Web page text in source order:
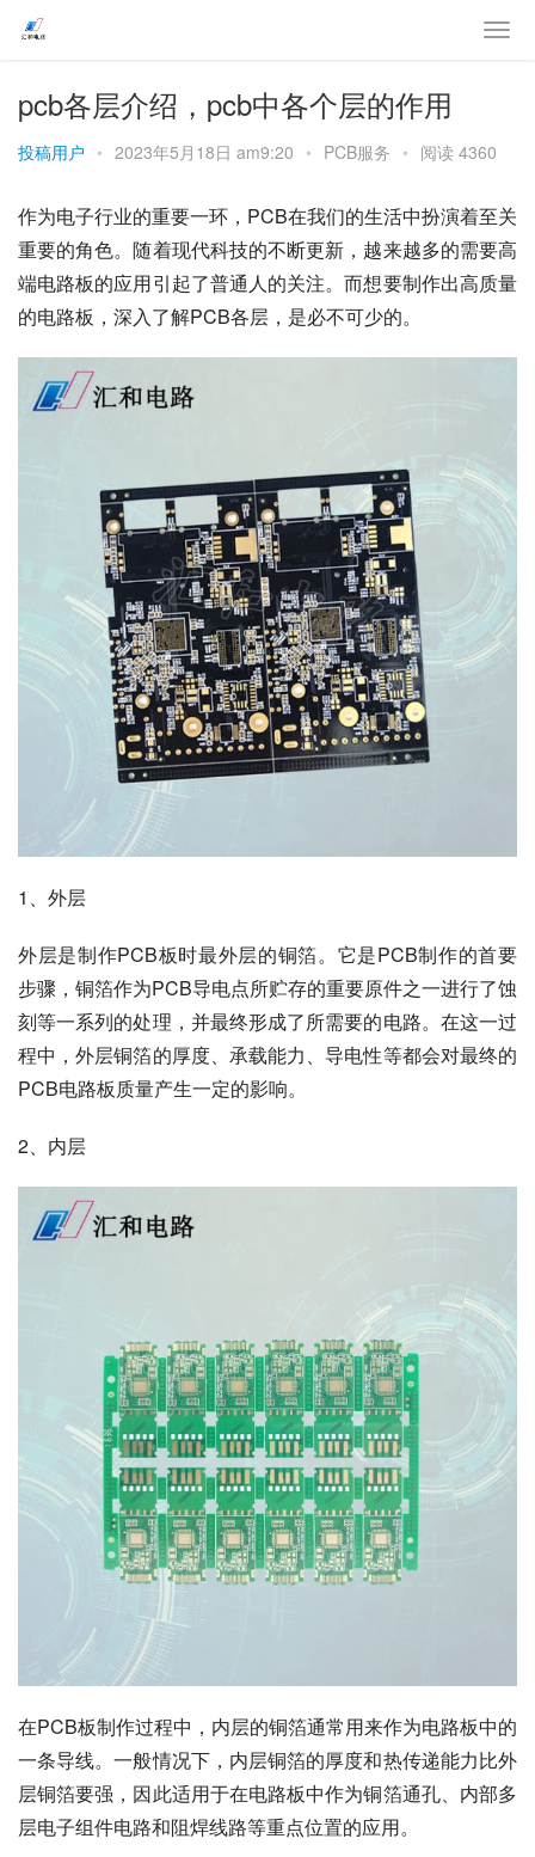
pcb各层介绍，pcb中各个层的作用
投稿用户 • 2023年5月18日 am9:20 • PCB服务 • 阅读 4360
作为电子行业的重要一环，PCB在我们的生活中扮演着至关
重要的角色。随着现代科技的不断更新，越来越多的需要高
端电路板的应用引起了普通人的关注。而想要制作出高质量
的电路板，深入了解PCB各层，是必不可少的。
1、外层
外层是制作PCB板时最外层的铜箔。它是PCB制作的首要
步骤，铜箔作为PCB导电点所贮存的重要原件之一进行了蚀
刻等一系列的处理，并最终形成了所需要的电路。在这一过
程中，外层铜箔的厚度、承载能力、导电性等都会对最终的
PCB电路板质量产生一定的影响。
2、内层
在PCB板制作过程中，内层的铜箔通常用来作为电路板中的
一条导线。一般情况下，内层铜箔的厚度和热传递能力比外
层铜箔要强，因此适用于在电路板中作为铜箔通孔、内部多
层电子组件电路和阻焊线路等重点位置的应用。